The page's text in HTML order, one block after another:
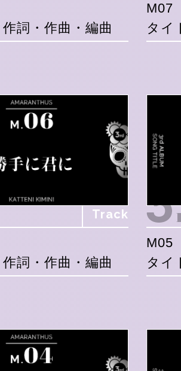
詞・作曲・編曲
M07
タイ
Track
詞・作曲・編曲
M05
タイ